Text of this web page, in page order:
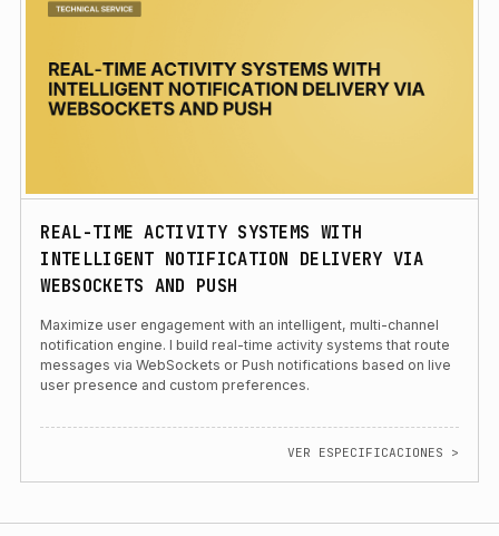
REAL-TIME ACTIVITY SYSTEMS WITH
INTELLIGENT NOTIFICATION DELIVERY VIA
WEBSOCKETS AND PUSH
Maximize user engagement with an intelligent, multi-channel
notification engine. I build real-time activity systems that route
messages via WebSockets or Push notifications based on live
user presence and custom preferences.
VER ESPECIFICACIONES >